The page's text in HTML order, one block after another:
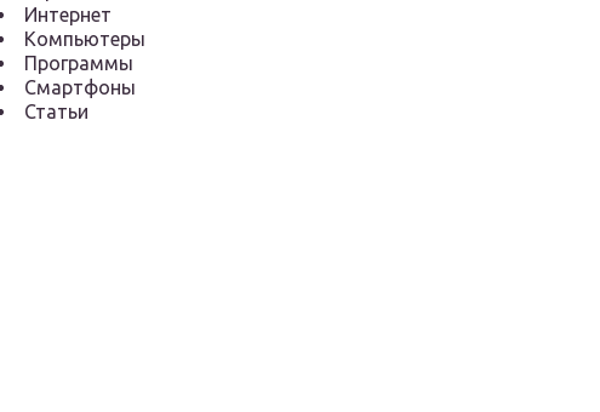
Интернет
Компьютеры
Программы
Смартфоны
Статьи